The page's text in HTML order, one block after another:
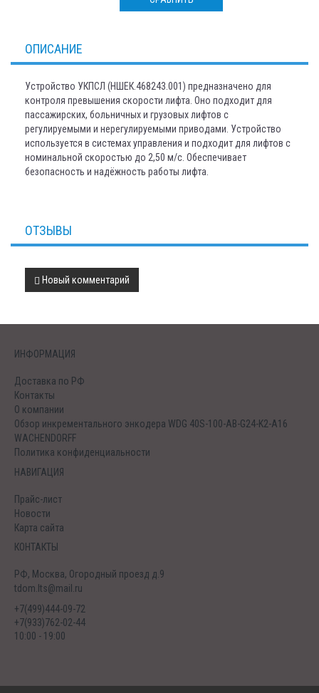
ОПИСАНИЕ
Устройство УКПСЛ (НШЕК.468243.001) предназначено для
контроля превышения скорости лифта. Оно подходит для
пассажирских, больничных и грузовых лифтов с
регулируемыми и нерегулируемыми приводами. Устройство
используется в системах управления и подходит для лифтов с
номинальной скоростью до 2,50 м/с. Обеспечивает
безопасность и надёжность работы лифта.
ОТЗЫВЫ
Новый комментарий
ИНФОРМАЦИЯ
Доставка по РФ
Контакты
О компании
Обзор инкрементального энкодера WDG 40S-100-AB-G24-K2-A16
WACHENDORFF
Политика конфиденциальности
НАВИГАЦИЯ
Прайс-лист
Новости
Карта сайта
КОНТАКТЫ
РФ, Москва, Огородный проезд д.9
tdom.lts@mail.ru
+7(499)444-09-72
+7(933)762-02-44
10:00 - 19:00